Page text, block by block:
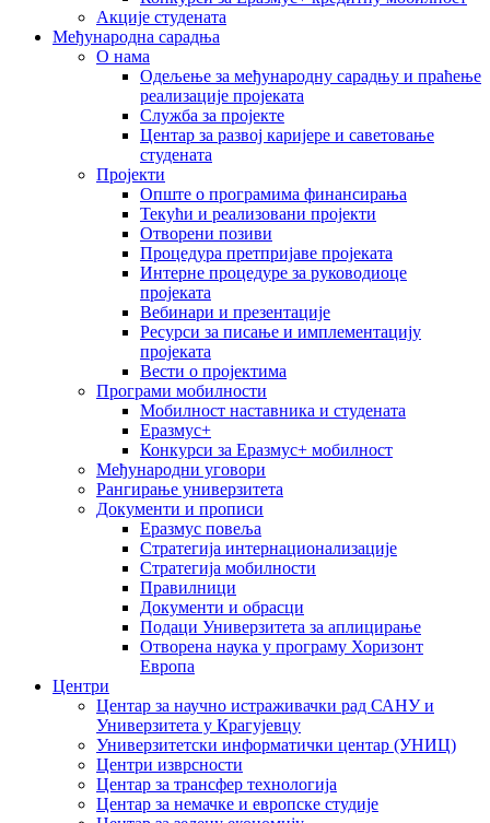
Акције студената
Међународна сарадња
О нама
Одељење за међународну сарадњу и праћење
реализације пројеката
Служба за пројекте
Центар за развој каријере и саветовање
студената
Пројекти
Опште о програмима финансирања
Текући и реализовани пројекти
Отворени позиви
Процедура претпријаве пројеката
Интерне процедуре за руководиоце
пројеката
Вебинари и презентације
Ресурси за писање и имплементацију
пројеката
Вести о пројектима
Програми мобилности
Мобилност наставника и студената
Еразмус+
Конкурси за Еразмус+ мобилност
Међународни уговори
Рангирање универзитета
Документи и прописи
Еразмус повеља
Стратегија интернационализације
Стратегија мобилности
Правилници
Документи и обрасци
Подаци Универзитета за аплицирање
Отворена наука у програму Хоризонт
Европа
Центри
Центар за научно истраживачки рад САНУ и
Универзитета у Крагујевцу
Универзитетски информатички центар (УНИЦ)
Центри изврсности
Центар за трансфер технологија
Центар за немачке и европске студије